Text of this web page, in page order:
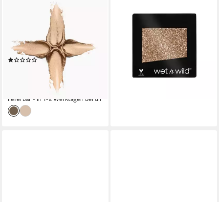
Lidschatten Metallic Spark
Cream Eyeshadow, 3-tlg.,
Wischfest, lange Haltbarkeit,
cremig, metallisch funkelndes
Finish.
(1)
11,99 €
(832,50 €/ 1 kg)
lieferbar - in 1-2 Werktagen bei dir
Lidschatten Color Icon
Eyeshadow Glitter single
(313,08 €/ 1 kg)